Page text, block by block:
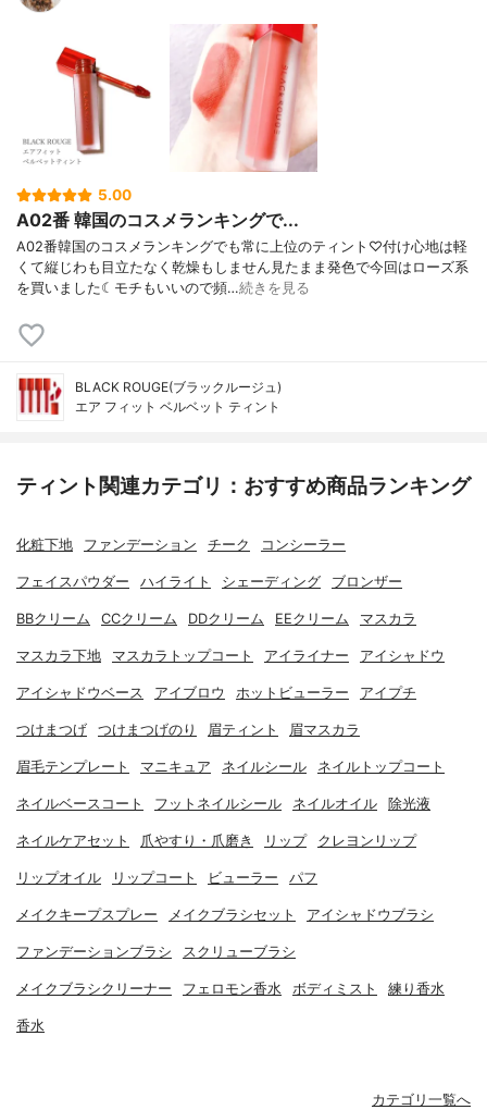
5.00
A02番 韓国のコスメランキングで...
A02番韓国のコスメランキングでも常に上位のティント♡付け心地は軽
くて縦じわも目立たなく乾燥もしません見たまま発色で今回はローズ系
を買いました☾モチもいいので頻…続きを見る
BLACK ROUGE(ブラックルージュ)
エア フィット ベルベット ティント
ティント関連カテゴリ：おすすめ商品ランキング
化粧下地 ファンデーション チーク コンシーラー
フェイスパウダー ハイライト シェーディング ブロンザー
BBクリーム CCクリーム DDクリーム EEクリーム マスカラ
マスカラ下地 マスカラトップコート アイライナー アイシャドウ
アイシャドウベース アイブロウ ホットビューラー アイプチ
つけまつげ つけまつげのり 眉ティント 眉マスカラ
眉毛テンプレート マニキュア ネイルシール ネイルトップコート
ネイルベースコート フットネイルシール ネイルオイル 除光液
ネイルケアセット 爪やすり・爪磨き リップ クレヨンリップ
リップオイル リップコート ビューラー パフ
メイクキープスプレー メイクブラシセット アイシャドウブラシ
ファンデーションブラシ スクリューブラシ
メイクブラシクリーナー フェロモン香水 ボディミスト 練り香水
香水
カテゴリ一覧へ